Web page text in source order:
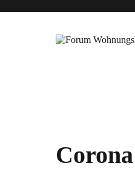
Inhalt
Forum WLH
,
INTERNATIONAL